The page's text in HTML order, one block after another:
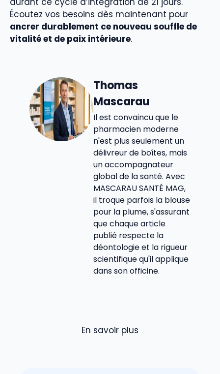
Écoutez vos besoins dès maintenant pour
ancrer durablement ce nouveau souffle de
vitalité et de paix intérieure.
Thomas
Mascarau
Il est convaincu que le
pharmacien moderne
n'est plus seulement un
délivreur de boîtes, mais
un accompagnateur
global de la santé. Avec
MASCARAU SANTÉ MAG,
il troque parfois la blouse
pour la plume, s'assurant
que chaque article
publié respecte la
déontologie et la rigueur
scientifique qu'il applique
dans son officine.
En savoir plus